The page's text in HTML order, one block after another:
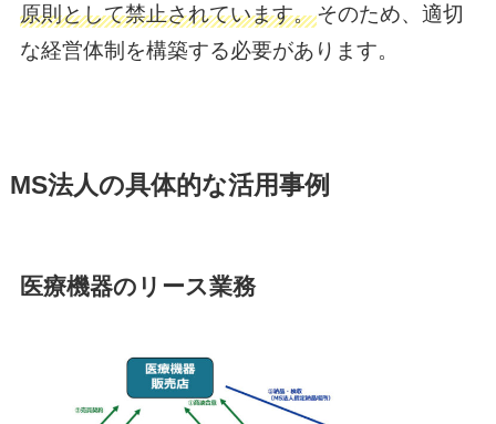
原則として禁止されています。そのため、適切
な経営体制を構築する必要があります。
MS法人の具体的な活用事例
医療機器のリース業務